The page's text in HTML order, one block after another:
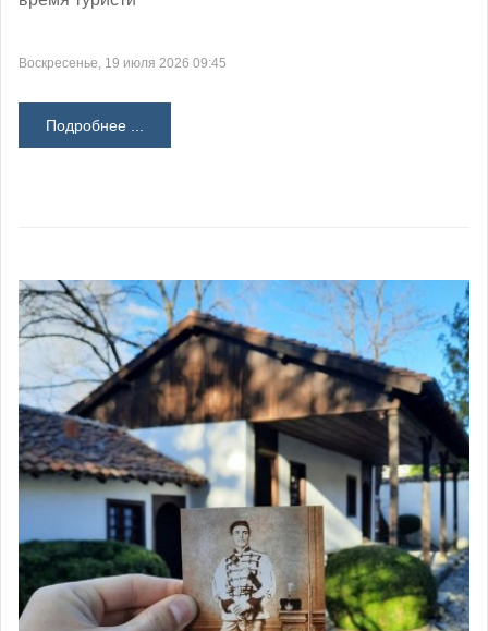
Воскресенье, 19 июля 2026 09:45
Подробнее ...